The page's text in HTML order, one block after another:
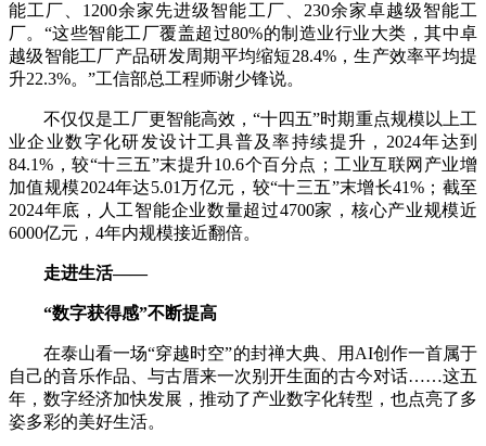
能工厂、1200余家先进级智能工厂、230余家卓越级智能工
厂。“这些智能工厂覆盖超过80%的制造业行业大类，其中卓
越级智能工厂产品研发周期平均缩短28.4%，生产效率平均提
升22.3%。”工信部总工程师谢少锋说。
不仅仅是工厂更智能高效，“十四五”时期重点规模以上工
业企业数字化研发设计工具普及率持续提升，2024年达到
84.1%，较“十三五”末提升10.6个百分点；工业互联网产业增
加值规模2024年达5.01万亿元，较“十三五”末增长41%；截至
2024年底，人工智能企业数量超过4700家，核心产业规模近
6000亿元，4年内规模接近翻倍。
走进生活——
“数字获得感”不断提高
在泰山看一场“穿越时空”的封禅大典、用AI创作一首属于
自己的音乐作品、与古厝来一次别开生面的古今对话……这五
年，数字经济加快发展，推动了产业数字化转型，也点亮了多
姿多彩的美好生活。